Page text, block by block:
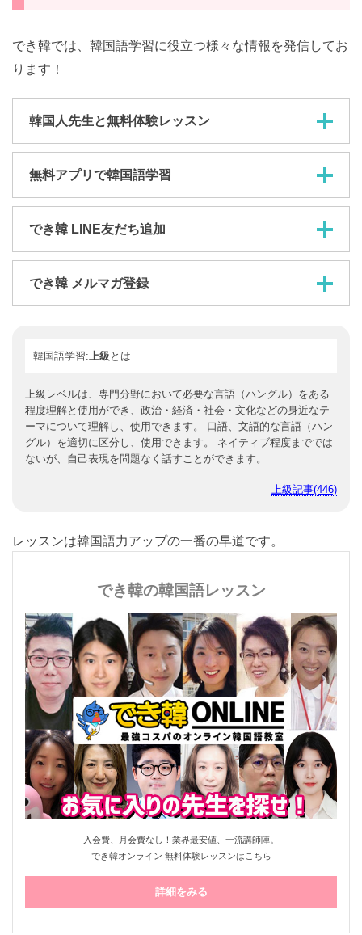
でき韓では、韓国語学習に役立つ様々な情報を発信してお
ります！
韓国人先生と無料体験レッスン
無料アプリで韓国語学習
でき韓 LINE友だち追加
でき韓 メルマガ登録
韓国語学習: 上級 とは
上級レベルは、専門分野において必要な言語（ハングル）をある
程度理解と使用ができ、政治・経済・社会・文化などの身近なテ
ーマについて理解し、使用できます。 口語、文語的な言語（ハン
グル）を適切に区分し、使用できます。 ネイティブ程度まででは
ないが、自己表現を問題なく話すことができます。
上級記事(446)
レッスンは韓国語力アップの一番の早道です。
でき韓の韓国語レッスン
入会費、月会費なし！業界最安値、一流講師陣。
でき韓オンライン 無料体験レッスンはこちら
詳細をみる